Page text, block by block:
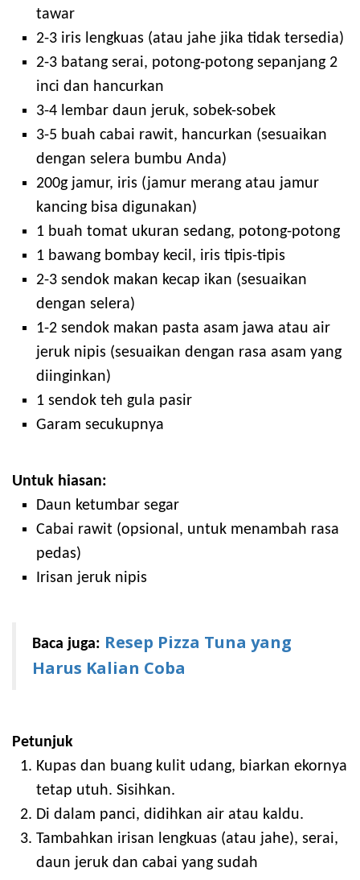
tawar
2-3 iris lengkuas (atau jahe jika tidak tersedia)
2-3 batang serai, potong-potong sepanjang 2
inci dan hancurkan
3-4 lembar daun jeruk, sobek-sobek
3-5 buah cabai rawit, hancurkan (sesuaikan
dengan selera bumbu Anda)
200g jamur, iris (jamur merang atau jamur
kancing bisa digunakan)
1 buah tomat ukuran sedang, potong-potong
1 bawang bombay kecil, iris tipis-tipis
2-3 sendok makan kecap ikan (sesuaikan
dengan selera)
1-2 sendok makan pasta asam jawa atau air
jeruk nipis (sesuaikan dengan rasa asam yang
diinginkan)
1 sendok teh gula pasir
Garam secukupnya
Untuk hiasan:
Daun ketumbar segar
Cabai rawit (opsional, untuk menambah rasa
pedas)
Irisan jeruk nipis
Baca juga: Resep Pizza Tuna yang
Harus Kalian Coba
Petunjuk
Kupas dan buang kulit udang, biarkan ekornya
tetap utuh. Sisihkan.
Di dalam panci, didihkan air atau kaldu.
Tambahkan irisan lengkuas (atau jahe), serai,
daun jeruk dan cabai yang sudah